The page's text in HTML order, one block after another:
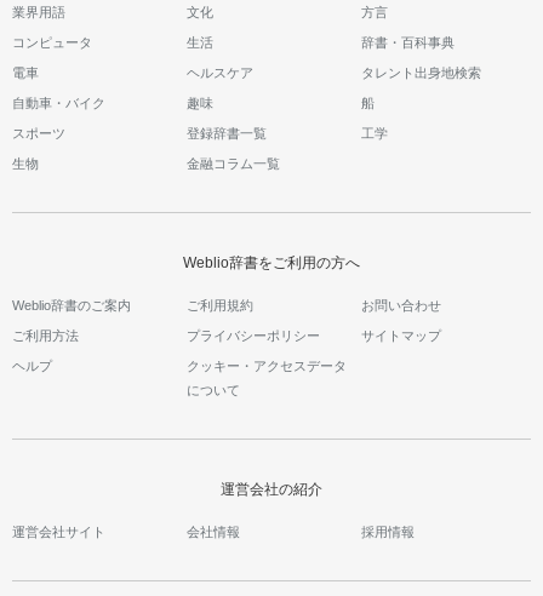
業界用語 文化 方言
コンピュータ 生活 辞書・百科事典
電車 ヘルスケア タレント出身地検索
自動車・バイク 趣味 船
スポーツ 登録辞書一覧 工学
生物 金融コラム一覧
Weblio辞書をご利用の方へ
Weblio辞書のご案内 ご利用規約 お問い合わせ
ご利用方法 プライバシーポリシー サイトマップ
ヘルプ
クッキー・アクセスデータ
について
運営会社の紹介
運営会社サイト 会社情報 採用情報